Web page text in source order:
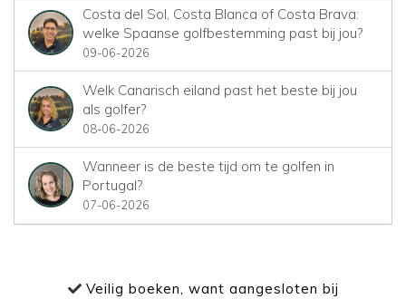
Costa del Sol, Costa Blanca of Costa Brava:
welke Spaanse golfbestemming past bij jou?
09-06-2026
Welk Canarisch eiland past het beste bij jou
als golfer?
08-06-2026
Wanneer is de beste tijd om te golfen in
Portugal?
07-06-2026
Veilig boeken, want aangesloten bij